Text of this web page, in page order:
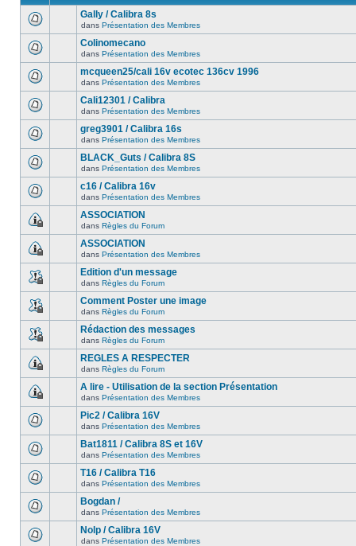
Gally / Calibra 8s
dans Présentation des Membres
Colinomecano
dans Présentation des Membres
mcqueen25/cali 16v ecotec 136cv 1996
dans Présentation des Membres
Cali12301 / Calibra
dans Présentation des Membres
greg3901 / Calibra 16s
dans Présentation des Membres
BLACK_Guts / Calibra 8S
dans Présentation des Membres
c16 / Calibra 16v
dans Présentation des Membres
ASSOCIATION
dans Règles du Forum
ASSOCIATION
dans Présentation des Membres
Edition d'un message
dans Règles du Forum
Comment Poster une image
dans Règles du Forum
Rédaction des messages
dans Règles du Forum
REGLES A RESPECTER
dans Règles du Forum
A lire - Utilisation de la section Présentation
dans Présentation des Membres
Pic2 / Calibra 16V
dans Présentation des Membres
Bat1811 / Calibra 8S et 16V
dans Présentation des Membres
T16 / Calibra T16
dans Présentation des Membres
Bogdan /
dans Présentation des Membres
Nolp / Calibra 16V
dans Présentation des Membres